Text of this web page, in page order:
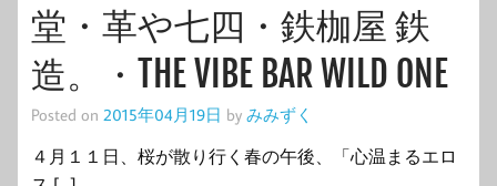
堂・革や七四・鉄枷屋 鉄
造。・THE VIBE BAR WILD ONE
Posted on 2015年04月19日 by みみずく
４月１１日、桜が散り行く春の午後、「心温まるエロ